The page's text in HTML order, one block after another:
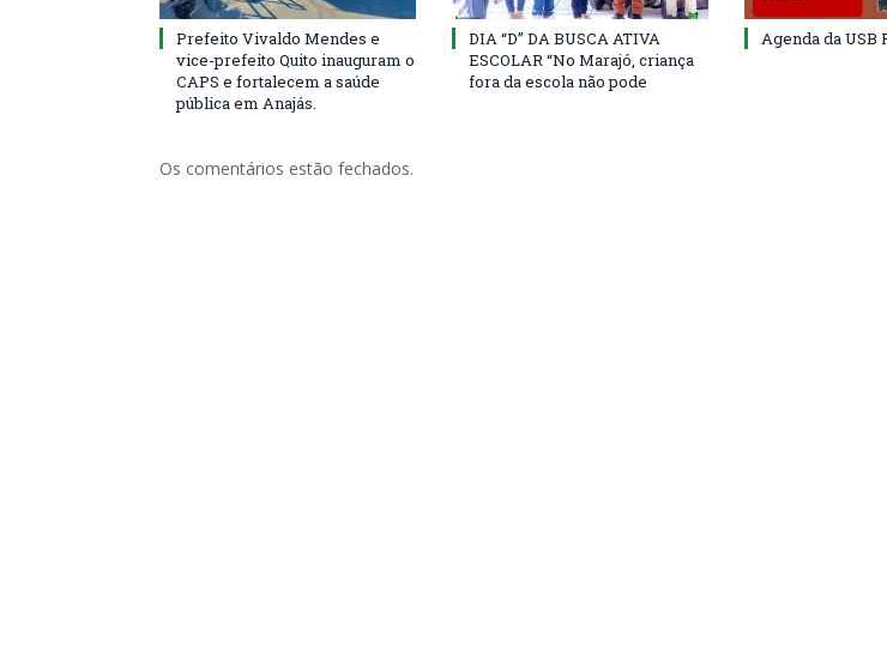
Prefeito Vivaldo Mendes e
vice-prefeito Quito inauguram o
CAPS e fortalecem a saúde
pública em Anajás.
DIA “D” DA BUSCA ATIVA
ESCOLAR “No Marajó, criança
fora da escola não pode
Agenda da USB
Os comentários estão fechados.